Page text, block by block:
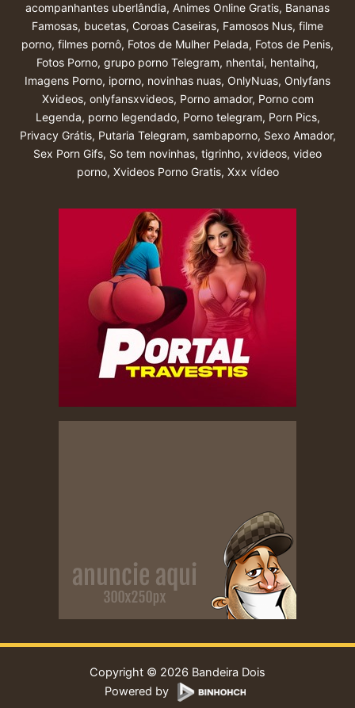
acompanhantes uberlândia, Animes Online Gratis, Bananas
Famosas, bucetas, Coroas Caseiras, Famosos Nus, filme
porno, filmes pornô, Fotos de Mulher Pelada, Fotos de Penis,
Fotos Porno, grupo porno Telegram, nhentai, hentaihq,
Imagens Porno, iporno, novinhas nuas, OnlyNuas, Onlyfans
Xvideos, onlyfansxvideos, Porno amador, Porno com
Legenda, porno legendado, Porno telegram, Porn Pics,
Privacy Grátis, Putaria Telegram, sambaporno, Sexo Amador,
Sex Porn Gifs, So tem novinhas, tigrinho, xvideos, video
porno, Xvideos Porno Gratis, Xxx vídeo
Copyright © 2026 Bandeira Dois
Powered by